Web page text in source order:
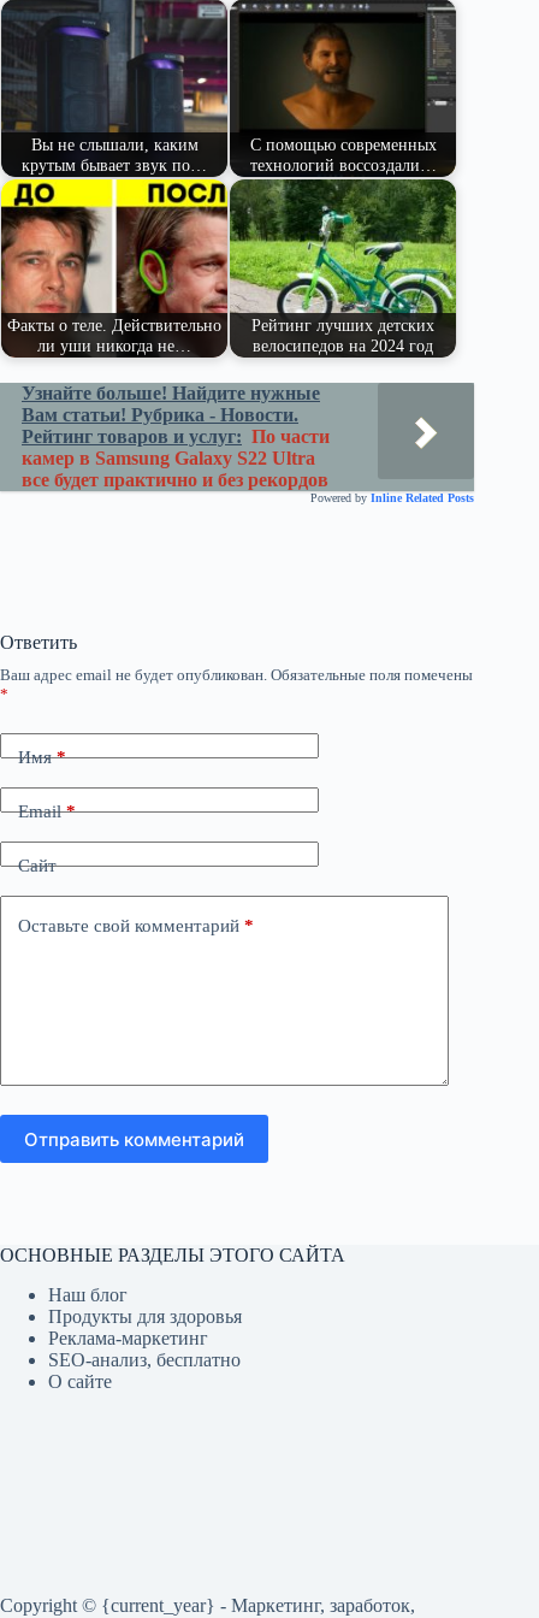
ss
ni
ki
pp
m
r
ви
ть
Вы не слышали, каким
крутым бывает звук по…
С помощью современных
технологий воссоздали…
Факты о теле. Действительно
ли уши никогда не…
Рейтинг лучших детских
велосипедов на 2024 год
Узнайте больше! Найдите нужные
Вам статьи! Рубрика - Новости.
Рейтинг товаров и услуг: По части
камер в Samsung Galaxy S22 Ultra
все будет практично и без рекордов
Powered by Inline Related Posts
Ответить
Ваш адрес email не будет опубликован. Обязательные поля помечены
*
Имя*
Email*
Сайт
Оставьте свой комментарий *
Отправить комментарий
ОСНОВНЫЕ РАЗДЕЛЫ ЭТОГО САЙТА
Наш блог
Продукты для здоровья
Реклама-маркетинг
SEO-анализ, бесплатно
О сайте
Copyright © {current_year} - Маркетинг, заработок,